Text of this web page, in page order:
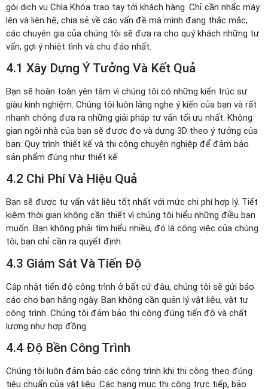
gói dịch vụ Chìa Khóa trao tay tới khách hàng. Chỉ cần nhấc máy
lên và liên hệ, chia sẻ về các vấn đề mà mình đang thắc mắc,
các chuyên gia của chúng tôi sẽ đưa ra cho quý khách những tư
vấn, gợi ý nhiệt tình và chu đáo nhất.
4.1 Xây Dựng Ý Tưởng Và Kết Quả
Bạn sẽ hoàn toàn yên tâm vì chúng tôi có những kiến trúc sư
giàu kinh nghiệm. Chúng tôi luôn lắng nghe ý kiến của bạn và rất
nhanh chóng đưa ra những giải pháp tư vấn tối ưu nhất. Không
gian ngôi nhà của bạn sẽ được đo và dựng 3D theo ý tưởng của
bạn. Quy trình thiết kế và thi công chuyên nghiệp để đảm bảo
sản phẩm đúng như thiết kế
4.2 Chi Phí Và Hiệu Quả
Bạn sẽ được tư vấn vật liệu tốt nhất với mức chi phí hợp lý. Tiết
kiệm thời gian không cần thiết vì chúng tôi hiểu những điều bạn
muốn. Bạn không phải tìm hiểu nhiều, đó là công việc của chúng
tôi, bạn chỉ cần ra quyết định.
4.3 Giám Sát Và Tiến Độ
Cập nhật tiến độ công trình ở bất cứ đâu, chúng tôi sẽ gửi báo
cáo cho bạn hằng ngày. Bạn không cần quản lý vật liệu, vật tư
công trình. Chúng tôi đảm bảo thi công đúng tiến độ và chất
lượng như hợp đồng.
4.4 Độ Bền Công Trình
Chúng tôi luôn đảm bảo các công trình khi thi công theo đúng
tiêu chuẩn của vật liệu. Các hạng mục thi công trực tiếp, bảo